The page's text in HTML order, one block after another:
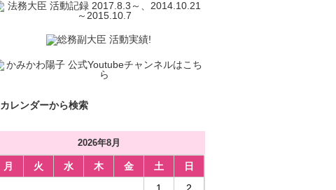
カレンダーから検索
2026年8月
月 火 水 木 金 土
日